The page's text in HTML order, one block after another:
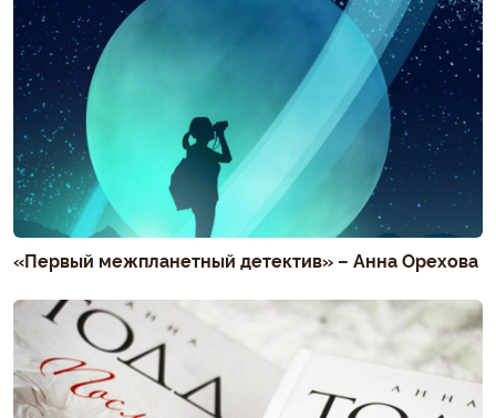
«Первый межпланетный детектив» – Анна Орехова